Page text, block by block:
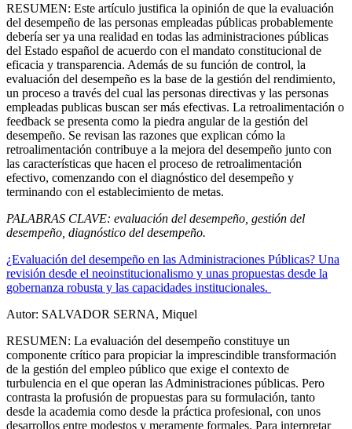
RESUMEN: Este artículo justifica la opinión de que la evaluación
del desempeño de las personas empleadas públicas probablemente
debería ser ya una realidad en todas las administraciones públicas
del Estado español de acuerdo con el mandato constitucional de
eficacia y transparencia. Además de su función de control, la
evaluación del desempeño es la base de la gestión del rendimiento,
un proceso a través del cual las personas directivas y las personas
empleadas publicas buscan ser más efectivas. La retroalimentación o
feedback se presenta como la piedra angular de la gestión del
desempeño. Se revisan las razones que explican cómo la
retroalimentación contribuye a la mejora del desempeño junto con
las características que hacen el proceso de retroalimentación
efectivo, comenzando con el diagnóstico del desempeño y
terminando con el establecimiento de metas.
PALABRAS CLAVE: evaluación del desempeño, gestión del
desempeño, diagnóstico del desempeño.
¿Evaluación del desempeño en las Administraciones Públicas? Una
revisión desde el neoinstitucionalismo y unas propuestas desde la
gobernanza robusta y las capacidades institucionales.
Autor: SALVADOR SERNA, Miquel
RESUMEN: La evaluación del desempeño constituye un
componente crítico para propiciar la imprescindible transformación
de la gestión del empleo público que exige el contexto de
turbulencia en el que operan las Administraciones públicas. Pero
contrasta la profusión de propuestas para su formulación, tanto
desde la academia como desde la práctica profesional, con unos
desarrollos entre modestos y meramente formales. Para interpretar